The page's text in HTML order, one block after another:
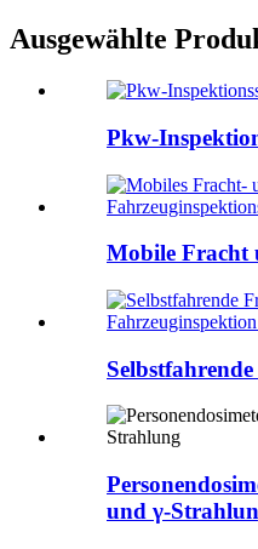
Ausgewählte
Pkw-
Mobile Fracht
und γ-